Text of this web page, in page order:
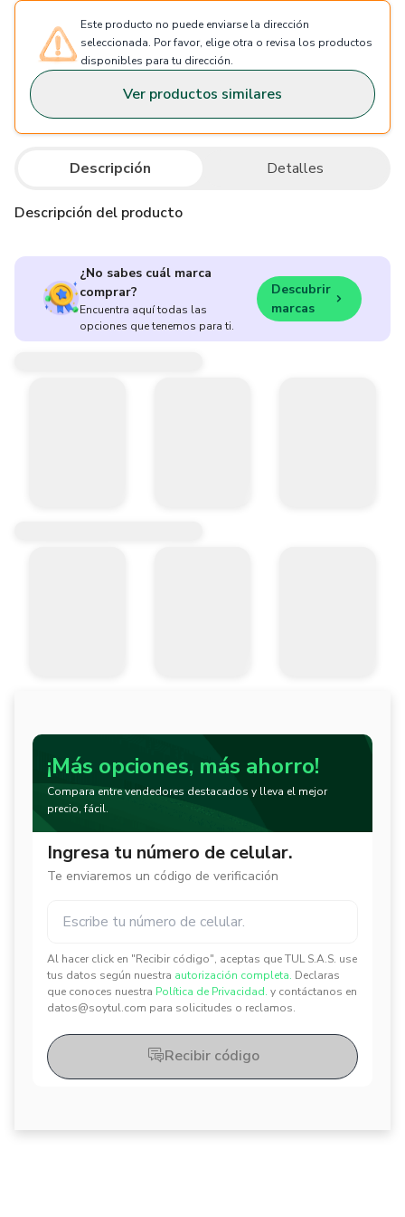
Este producto no puede enviarse la dirección
seleccionada. Por favor, elige otra o revisa los productos
disponibles para tu dirección.
Ver productos similares
Descripción Detalles
Descripción del producto
¿No sabes cuál marca
comprar?
Encuentra aquí todas las
opciones que tenemos para ti.
Descubrir
marcas
¡Más opciones, más ahorro!
Compara entre vendedores destacados y lleva el mejor
precio, fácil.
Ingresa tu número de celular.
Te enviaremos un código de verificación
Al hacer click en "Recibir código", aceptas que TUL S.A.S. use
tus datos según nuestra autorización completa. Declaras
que conoces nuestra Política de Privacidad. y contáctanos en
datos@soytul.com para solicitudes o reclamos.
✕
✕
Recibir código